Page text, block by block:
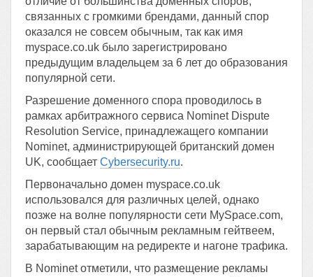
связанных с громкими брендами, данный спор
оказался не совсем обычным, так как имя
myspace.co.uk было зарегистрировано
предыдущим владельцем за 6 лет до образования
популярной сети.
Разрешение доменного спора проводилось в
рамках арбитражного сервиса Nominet Dispute
Resolution Service, принадлежащего компании
Nominet, администрирующей британский домен
UK, сообщает Сybersecurity.ru.
Первоначально домен myspace.co.uk
использовался для различных целей, однако
позже на волне популярности сети MySpace.com,
он первый стал обычным рекламным гейтвеем,
зарабатывающим на редиректе и нагоне трафика.
В Nominet отметили, что размещение рекламы